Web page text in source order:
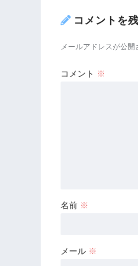
コメントを
メールアドレスが公開
コメント ※
名前 ※
メール ※